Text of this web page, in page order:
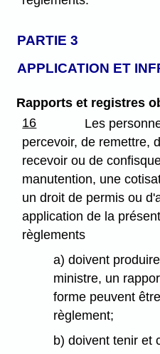
PARTIE 3
APPLICATION ET
Rapports et registres
16
Les
percevoir, de remettre,
recevoir ou de
manutention, une
un droit de permis ou
application de la
règlements
a) doivent
ministre, un
forme peuvent
règlement;
b) doivent tenir et